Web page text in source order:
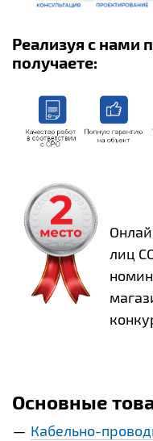
Реализуя с нами
получаете:
лиц
Основные
Кабельно-